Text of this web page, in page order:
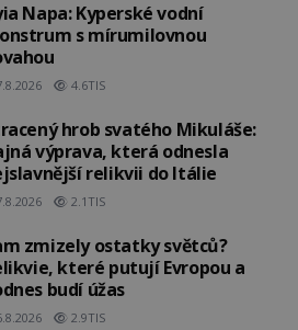
Napa: Kyperské vodní
s mírumilovnou
4.6TIS
hrob svatého Mikuláše:
výprava, která odnesla
relikvii do Itálie
2.1TIS
zmizely ostatky světců?
které putují Evropou a
budí úžas
2.9TIS